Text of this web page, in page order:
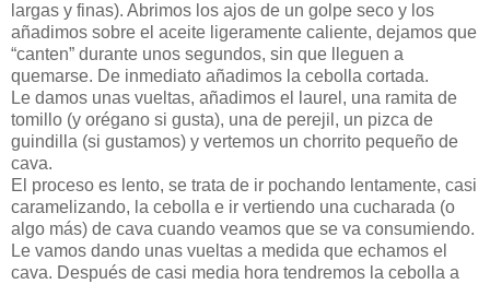
largas y finas). Abrimos los ajos de un golpe seco y los
añadimos sobre el aceite ligeramente caliente, dejamos que
“canten” durante unos segundos, sin que lleguen a
quemarse. De inmediato añadimos la cebolla cortada.
Le damos unas vueltas, añadimos el laurel, una ramita de
tomillo (y orégano si gusta), una de perejil, un pizca de
guindilla (si gustamos) y vertemos un chorrito pequeño de
cava.
El proceso es lento, se trata de ir pochando lentamente, casi
caramelizando, la cebolla e ir vertiendo una cucharada (o
algo más) de cava cuando veamos que se va consumiendo.
Le vamos dando unas vueltas a medida que echamos el
cava. Después de casi media hora tendremos la cebolla a